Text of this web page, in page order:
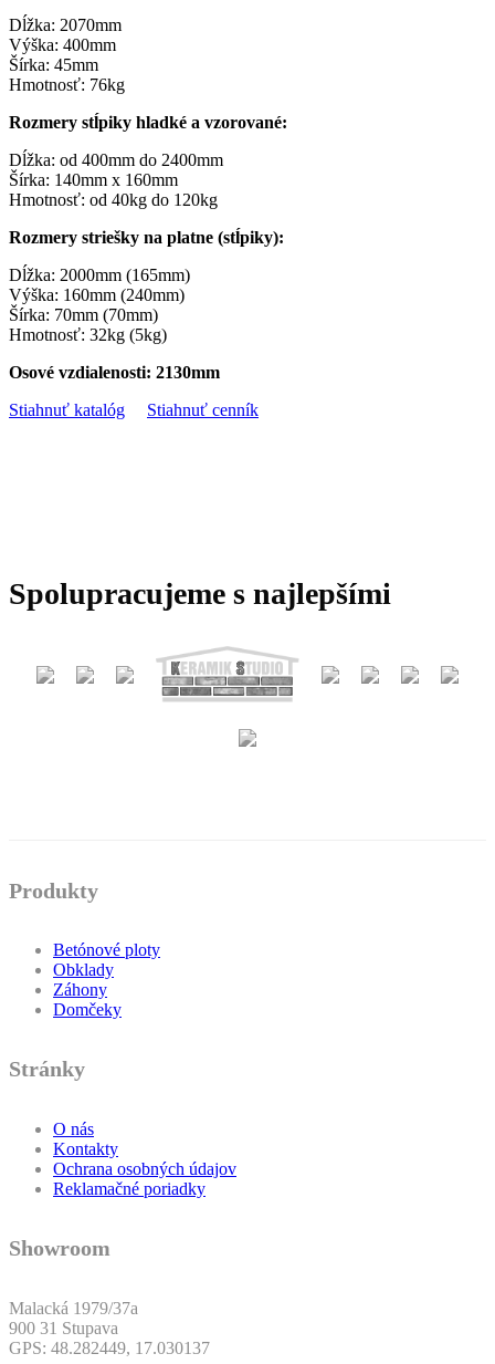
Dĺžka: 2070mm
Výška: 400mm
Šírka: 45mm
Hmotnosť: 76kg
Rozmery stĺpiky hladké a vzorované:
Dĺžka: od 400mm do 2400mm
Šírka: 140mm x 160mm
Hmotnosť: od 40kg do 120kg
Rozmery striešky na platne (stĺpiky):
Dĺžka: 2000mm (165mm)
Výška: 160mm (240mm)
Šírka: 70mm (70mm)
Hmotnosť: 32kg (5kg)
Osové vzdialenosti: 2130mm
Stiahnuť katalóg
Stiahnuť cenník
Spolupracujeme s najlepšími
Produkty
Betónové ploty
Obklady
Záhony
Domčeky
Stránky
O nás
Kontakty
Ochrana osobných údajov
Reklamačné poriadky
Showroom
Malacká 1979/37a
900 31 Stupava
GPS: 48.282449, 17.030137